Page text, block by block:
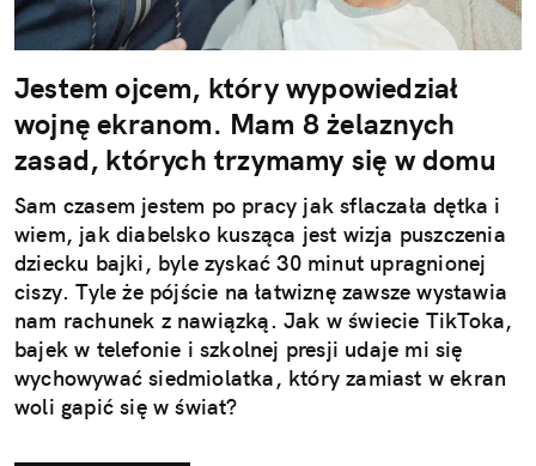
Jestem ojcem, który wypowiedział
wojnę ekranom. Mam 8 żelaznych
zasad, których trzymamy się w domu
Sam czasem jestem po pracy jak sflaczała dętka i
wiem, jak diabelsko kusząca jest wizja puszczenia
dziecku bajki, byle zyskać 30 minut upragnionej
ciszy. Tyle że pójście na łatwiznę zawsze wystawia
nam rachunek z nawiązką. Jak w świecie TikToka,
bajek w telefonie i szkolnej presji udaje mi się
wychowywać siedmiolatka, który zamiast w ekran
woli gapić się w świat?